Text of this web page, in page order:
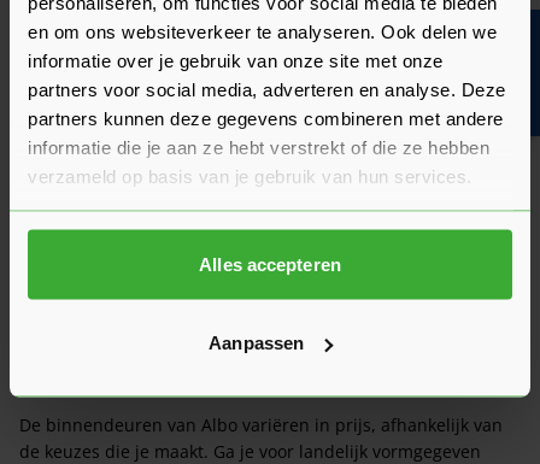
en om ons websiteverkeer te analyseren. Ook delen we
informatie over je gebruik van onze site met onze
partners voor social media, adverteren en analyse. Deze
partners kunnen deze gegevens combineren met andere
informatie die je aan ze hebt verstrekt of die ze hebben
verzameld op basis van je gebruik van hun services.
Alles accepteren
Aanpassen
De binnendeuren van Albo variëren in prijs, afhankelijk van
de keuzes die je maakt. Ga je voor landelijk vormgegeven